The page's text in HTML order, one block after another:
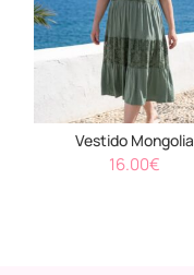
Vestido Mongolia
16.00€